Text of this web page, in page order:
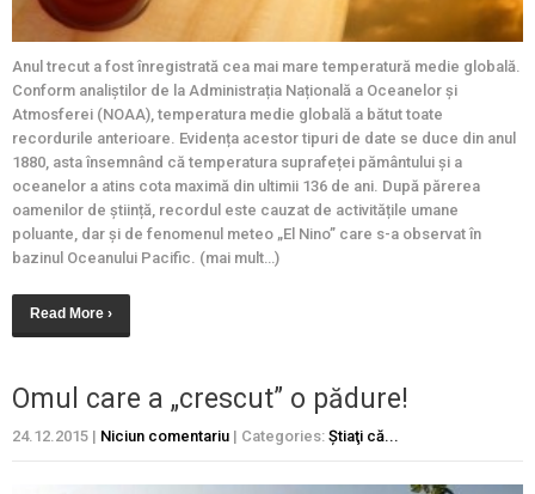
Anul trecut a fost înregistrată cea mai mare temperatură medie globală.
Conform analiștilor de la Administrația Națională a Oceanelor și
Atmosferei (NOAA), temperatura medie globală a bătut toate
recordurile anterioare. Evidența acestor tipuri de date se duce din anul
1880, asta însemnând că temperatura suprafeței pământului și a
oceanelor a atins cota maximă din ultimii 136 de ani. După părerea
oamenilor de știință, recordul este cauzat de activitățile umane
poluante, dar și de fenomenul meteo „El Nino” care s-a observat în
bazinul Oceanului Pacific. (mai mult…)
Read More ›
Omul care a „crescut” o pădure!
24.12.2015 | Niciun comentariu | Categories: Ştiaţi că...